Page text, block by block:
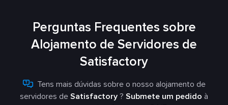
Perguntas Frequentes sobre
Alojamento de Servidores de
Satisfactory
Tens mais dúvidas sobre o nosso alojamento de
servidores de Satisfactory ? Submete um pedido à